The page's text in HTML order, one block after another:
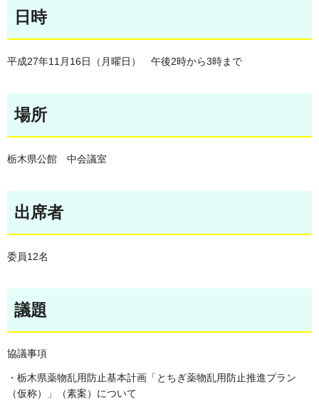
日時
平成27年11月16日（月曜日） 午後2時から3時まで
場所
栃木県公館 中会議室
出席者
委員12名
議題
協議事項
・栃木県薬物乱用防止基本計画「とちぎ薬物乱用防止推進プラン
（仮称）」（素案）について